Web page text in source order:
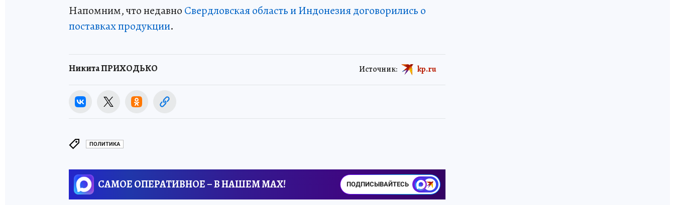
Напомним, что недавно Свердловская область и Индонезия договорились о
поставках продукции.
Никита ПРИХОДЬКО Источник: kp.ru
ПОЛИТИКА
САМОЕ ОПЕРАТИВНОЕ – В НАШЕМ MAX! ПОДПИСЫВАЙТЕСЬ